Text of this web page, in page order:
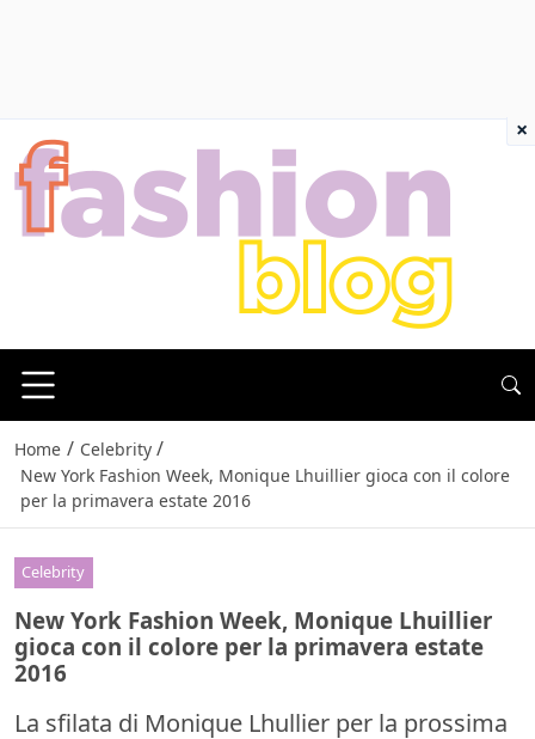
Home / Celebrity /
New York Fashion Week, Monique Lhuillier gioca con il colore
per la primavera estate 2016
Celebrity
New York Fashion Week, Monique Lhuillier
gioca con il colore per la primavera estate
2016
La sfilata di Monique Lhullier per la prossima
×